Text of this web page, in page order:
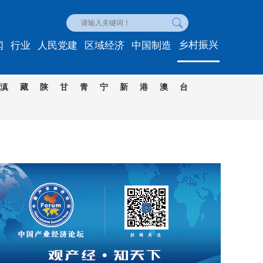
行业 人民党建 区域经济 中国制造 乡村振兴
滇 藏 陕 甘 青 宁 新 港 澳 台